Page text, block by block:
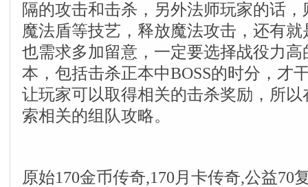
隔的攻击和击杀，另外法师玩家的话
魔法盾等技艺，释放魔法攻击，还有
也需求多加留意，一定要选择战役力
本，包括击杀正本中BOSS的时分，才
让玩家可以取得相关的击杀奖励，所
索相关的组队攻略。
原始170金币传奇,170月卡传奇,公益70